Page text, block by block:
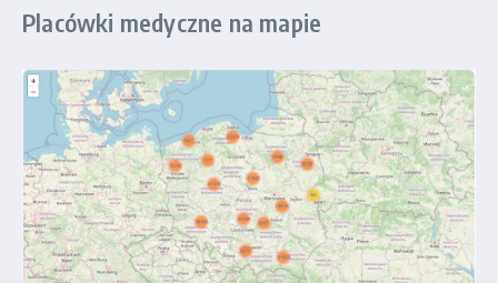
Placówki medyczne na mapie